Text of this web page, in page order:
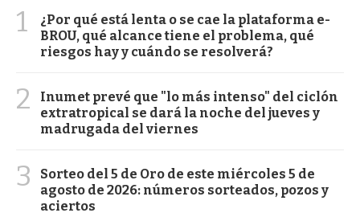
1
¿Por qué está lenta o se cae la plataforma e-
BROU, qué alcance tiene el problema, qué
riesgos hay y cuándo se resolverá?
2
Inumet prevé que "lo más intenso" del ciclón
extratropical se dará la noche del jueves y
madrugada del viernes
3
Sorteo del 5 de Oro de este miércoles 5 de
agosto de 2026: números sorteados, pozos y
aciertos